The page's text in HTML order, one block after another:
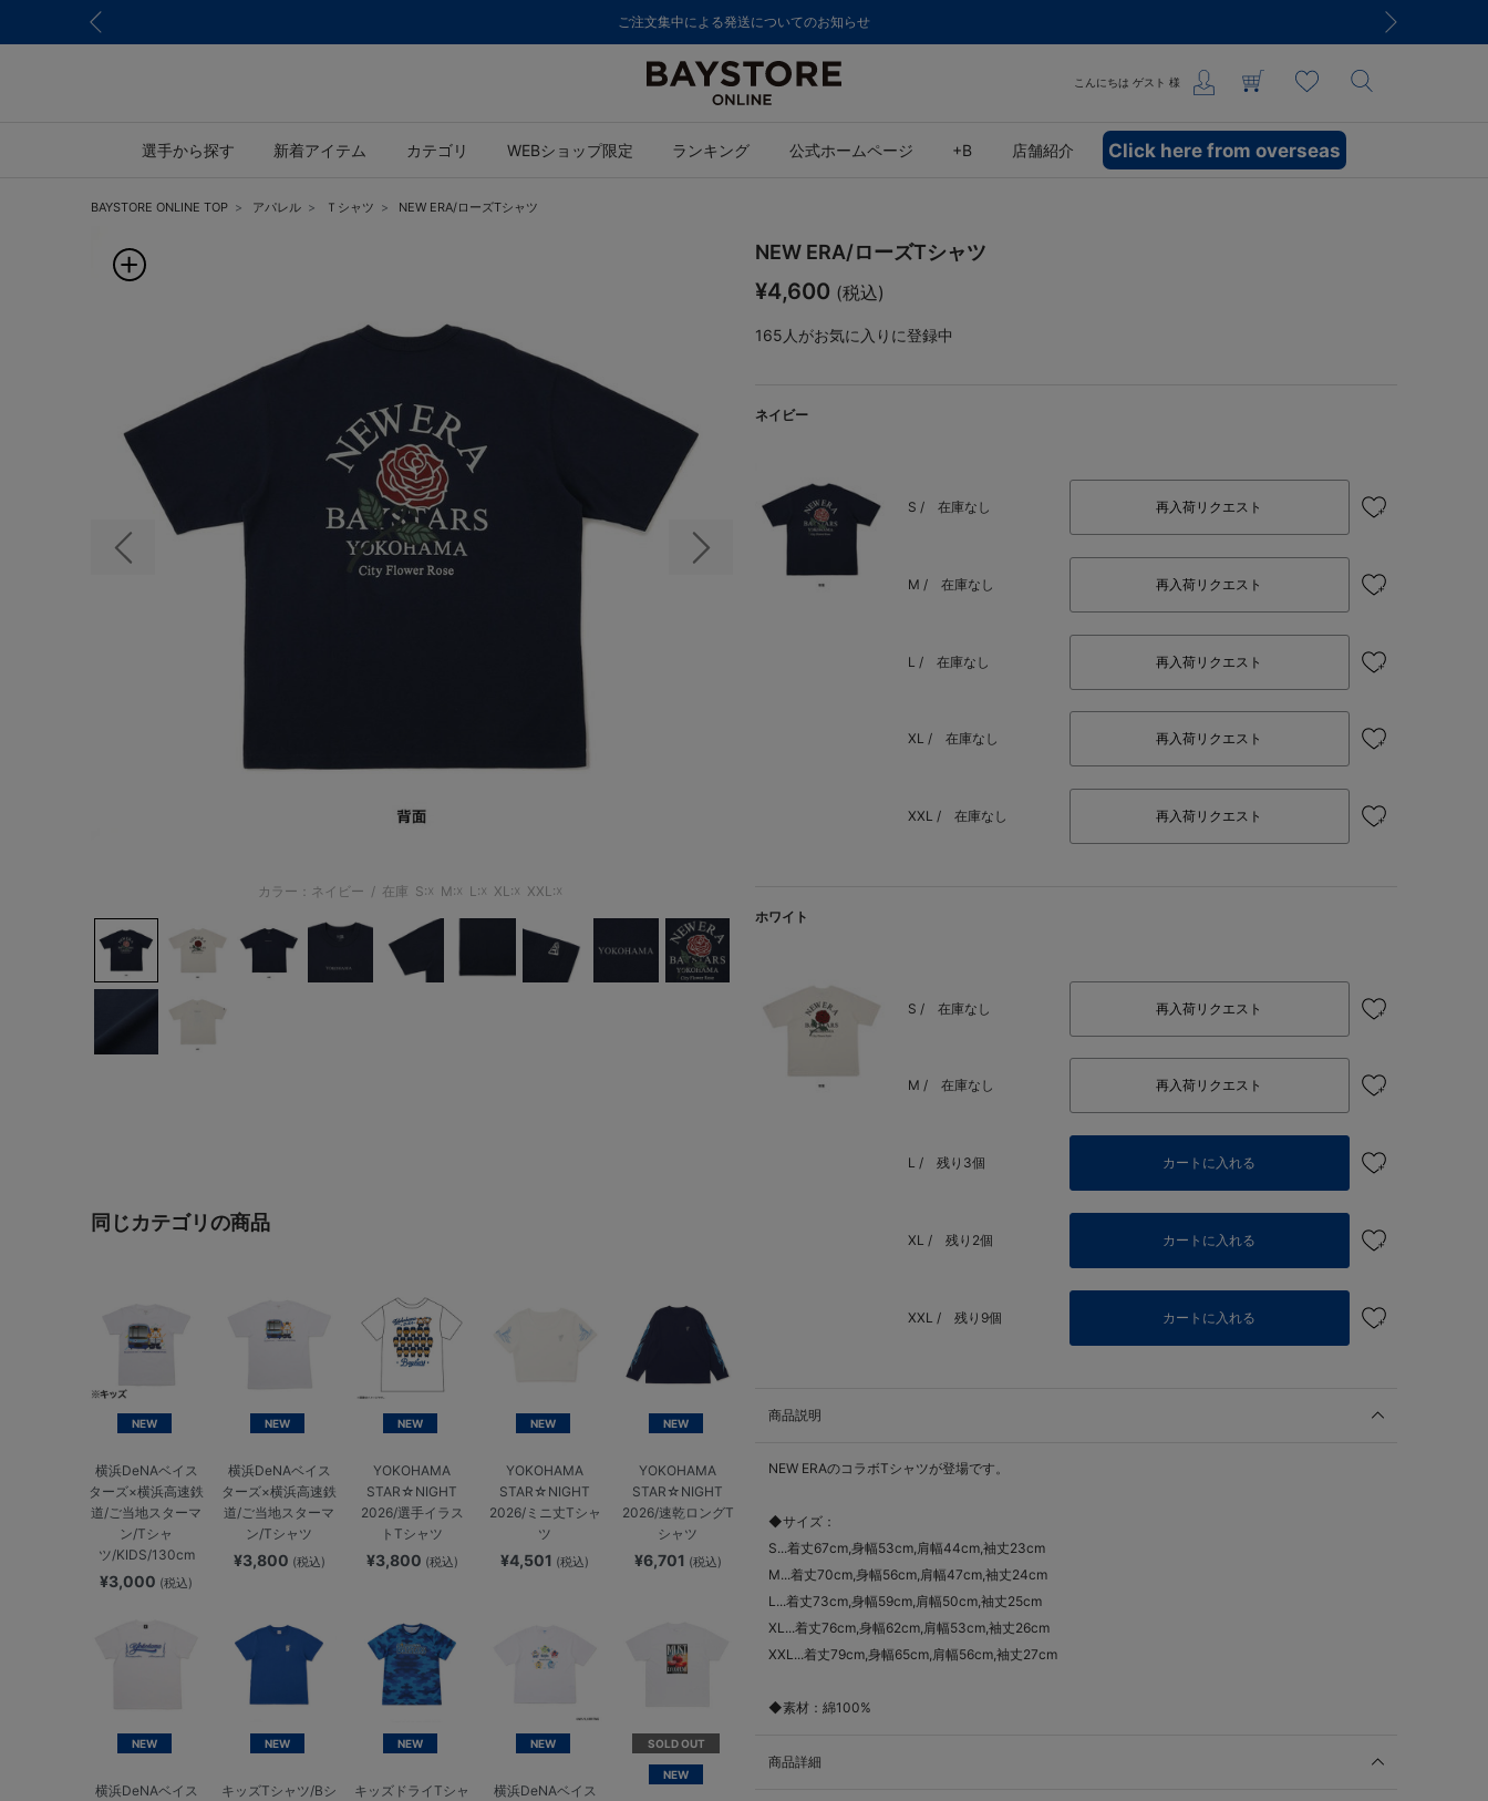
ご注文集中による発送についてのお知らせ
こんにちは ゲスト 様
選手から探す 新着アイテム カテゴリ WEBショップ限定 ランキング 公式ホームページ +B 店舗紹介 Click here from overseas
BAYSTORE ONLINE TOP アパレル Ｔシャツ NEW ERA/ローズTシャツ
前の画像 次の画像
カラー：ネイビー / 在庫 S:☓ M:☓ L:☓ XL:☓ XXL:☓
同じカテゴリの商品
NEW
横浜DeNAベイス
ターズ×横浜高速鉄
道/ご当地スターマ
ン/Tシャ
ツ/KIDS/130cm
¥3,000 (税込)
NEW
横浜DeNAベイス
ターズ×横浜高速鉄
道/ご当地スターマ
ン/Tシャツ
¥3,800 (税込)
NEW
YOKOHAMA
STAR☆NIGHT
2026/選手イラス
トTシャツ
¥3,800 (税込)
NEW
YOKOHAMA
STAR☆NIGHT
2026/ミニ丈Tシャ
ツ
¥4,501 (税込)
NEW
YOKOHAMA
STAR☆NIGHT
2026/速乾ロングT
シャツ
¥6,701 (税込)
NEW
横浜DeNAベイス
NEW
キッズTシャツ/Bシ
NEW
キッズドライTシャ
NEW
横浜DeNAベイス
SOLD OUT
NEW
NEW ERA/ローズTシャツ
¥4,600 (税込)
165 人がお気に入りに登録中
ネイビー
S / 在庫なし 再入荷リクエスト
M / 在庫なし 再入荷リクエスト
L / 在庫なし 再入荷リクエスト
XL / 在庫なし 再入荷リクエスト
XXL / 在庫なし 再入荷リクエスト
ホワイト
S / 在庫なし 再入荷リクエスト
M / 在庫なし 再入荷リクエスト
L / 残り3個 カートに入れる
XL / 残り2個 カートに入れる
XXL / 残り9個 カートに入れる
商品説明
NEW ERAのコラボTシャツが登場です。
◆サイズ：
S...着丈67cm,身幅53cm,肩幅44cm,袖丈23cm
M...着丈70cm,身幅56cm,肩幅47cm,袖丈24cm
L...着丈73cm,身幅59cm,肩幅50cm,袖丈25cm
XL...着丈76cm,身幅62cm,肩幅53cm,袖丈26cm
XXL...着丈79cm,身幅65cm,肩幅56cm,袖丈27cm
◆素材：綿100%
商品詳細